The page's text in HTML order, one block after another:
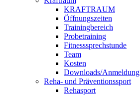
KRAFTRAUM
Öffnungszeiten
Trainingbereich
Probetraining
Fitnesssprechstunde
Team
Kosten
Downloads/Anmeldung
Reha- und Präventionssport
Rehasport